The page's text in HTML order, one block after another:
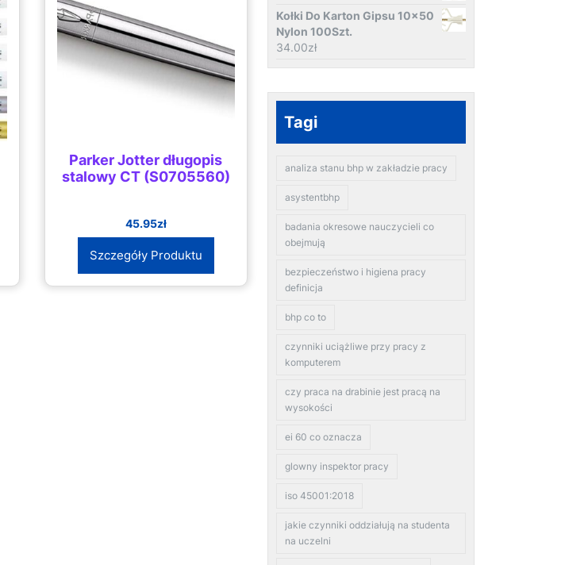
Parker Jotter długopis
stalowy CT (S0705560)
45.95zł
Szczegóły Produktu
Kołki Do Karton Gipsu 10x50
Nylon 100Szt.
34.00zł
Tagi
analiza stanu bhp w zakładzie pracy
asystentbhp
badania okresowe nauczycieli co
obejmują
bezpieczeństwo i higiena pracy
definicja
bhp co to
czynniki uciążliwe przy pracy z
komputerem
czy praca na drabinie jest pracą na
wysokości
ei 60 co oznacza
glowny inspektor pracy
iso 45001:2018
jakie czynniki oddziałują na studenta
na uczelni